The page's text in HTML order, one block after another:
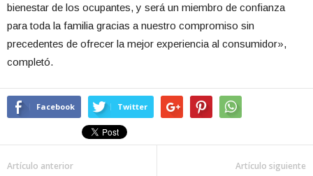
bienestar de los ocupantes, y será un miembro de confianza
para toda la familia gracias a nuestro compromiso sin
precedentes de ofrecer la mejor experiencia al consumidor»,
completó.
Facebook Twitter
Artículo anterior Artículo siguiente